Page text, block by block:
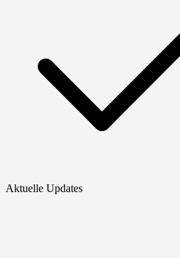
Aktuelle Updates